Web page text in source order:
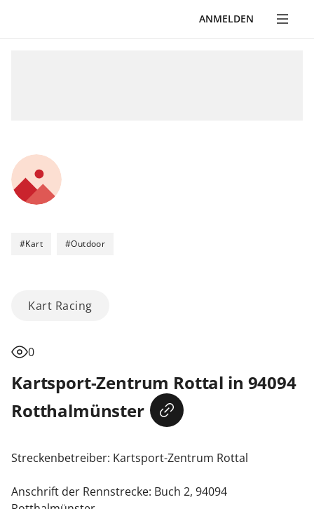
ANMELDEN
Kart Racing
0
Kartsport-Zentrum Rottal in 94094
Rotthalmünster
Streckenbetreiber: Kartsport-Zentrum Rottal
Anschrift der Rennstrecke: Buch 2, 94094
#Kart #Outdoor